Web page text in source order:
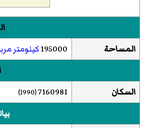
المساحة
195000كيلومتر
السكان
7160981
(1990)